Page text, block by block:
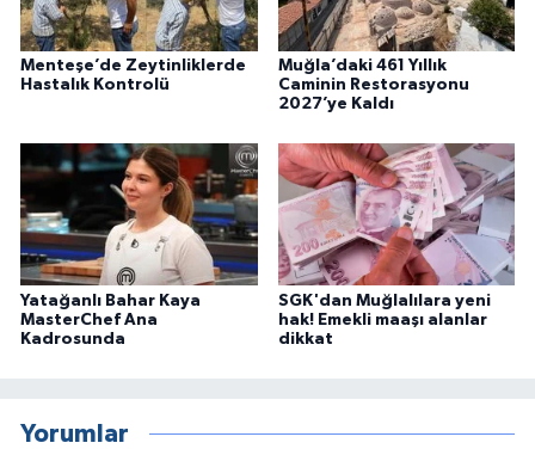
Menteşe’de Zeytinliklerde
Hastalık Kontrolü
Muğla’daki 461 Yıllık
Caminin Restorasyonu
2027’ye Kaldı
Yatağanlı Bahar Kaya
MasterChef Ana
Kadrosunda
SGK'dan Muğlalılara yeni
hak! Emekli maaşı alanlar
dikkat
Yorumlar